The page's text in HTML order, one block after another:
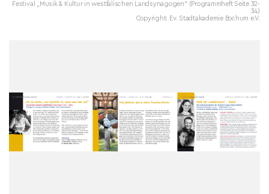
Festival „Musik & Kultur in westfälischen Landsynagogen“ (Programmheft Seite 32-
34)
Copyright: Ev. Stadtakademie Bochum e.V.